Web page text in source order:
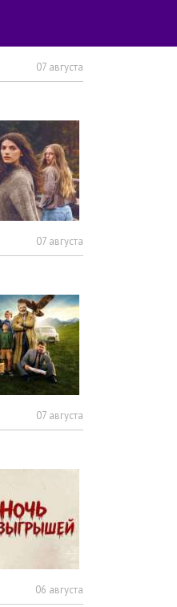
07 августа
07 августа
07 августа
06 августа